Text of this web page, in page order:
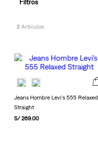
Filtros
3
Jeans Hombre Levi's 555 Relaxed
Straight
S/ 269.00